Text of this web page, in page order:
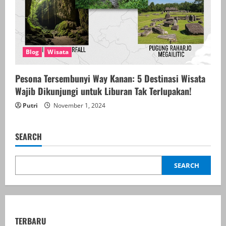
Blog Wisata
Pesona Tersembunyi Way Kanan: 5 Destinasi Wisata
Wajib Dikunjungi untuk Liburan Tak Terlupakan!
Putri November 1, 2024
SEARCH
SEARCH
TERBARU